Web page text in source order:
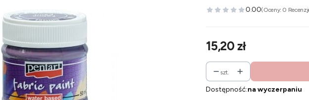
0.00(Oceny: 0
Cena
15,20 zł
szt.
Dostępność:na wyczerpaniu